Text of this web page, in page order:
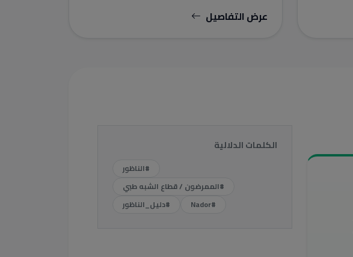
عرض التفاصيل
الكلمات الدلالية
#الناظور
#الممرضون / قطاع الشبه طبي
#Nador
#دليل_الناظور